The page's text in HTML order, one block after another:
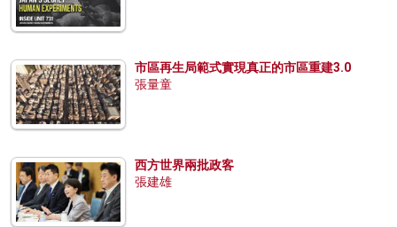
市區再生局範式實現真正的市區重建3.0
張量童
西方世界兩批政客
張建雄